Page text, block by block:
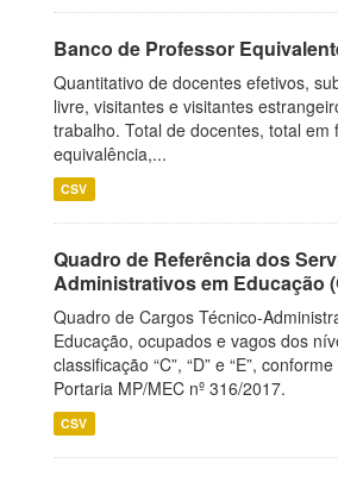
Banco de Professor
Quantitativo de docentes efetivos,
livre, visitantes e visitantes
trabalho. Total de docentes, total em
equivalência,...
CSV
Quadro de Referência dos
Administrativos em Educação
Quadro de Cargos Técnico-
Educação, ocupados e vagos dos
classificação “C”, “D” e “E”,
Portaria MP/MEC nº 316/2017.
CSV